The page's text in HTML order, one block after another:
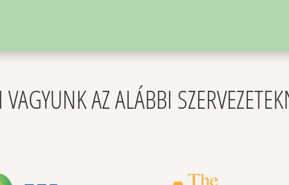
VAGYUNK AZ ALÁBBI